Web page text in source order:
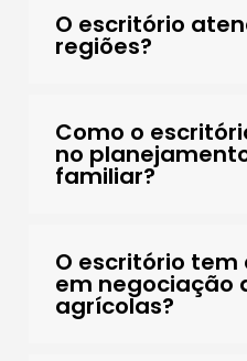
O escritório
regiões?
Como o
no
familiar?
O escritório tem
em negociação
agrícolas?